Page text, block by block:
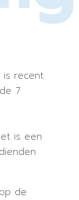
is recent
7
is een
de